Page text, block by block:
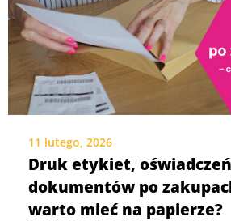
11 lutego, 2026
Druk etykiet,
dokumentów po
warto mieć na papierze?